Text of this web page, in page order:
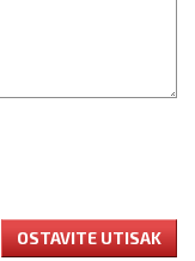
OSTAVITE UTISAK